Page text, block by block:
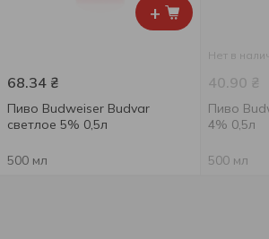
+
68.34 ₴
Пиво Budweiser Budvar
светлое 5% 0,5л
500 мл
Нет в
40.90 ₴
Пиво
4% 0,5л
500 мл